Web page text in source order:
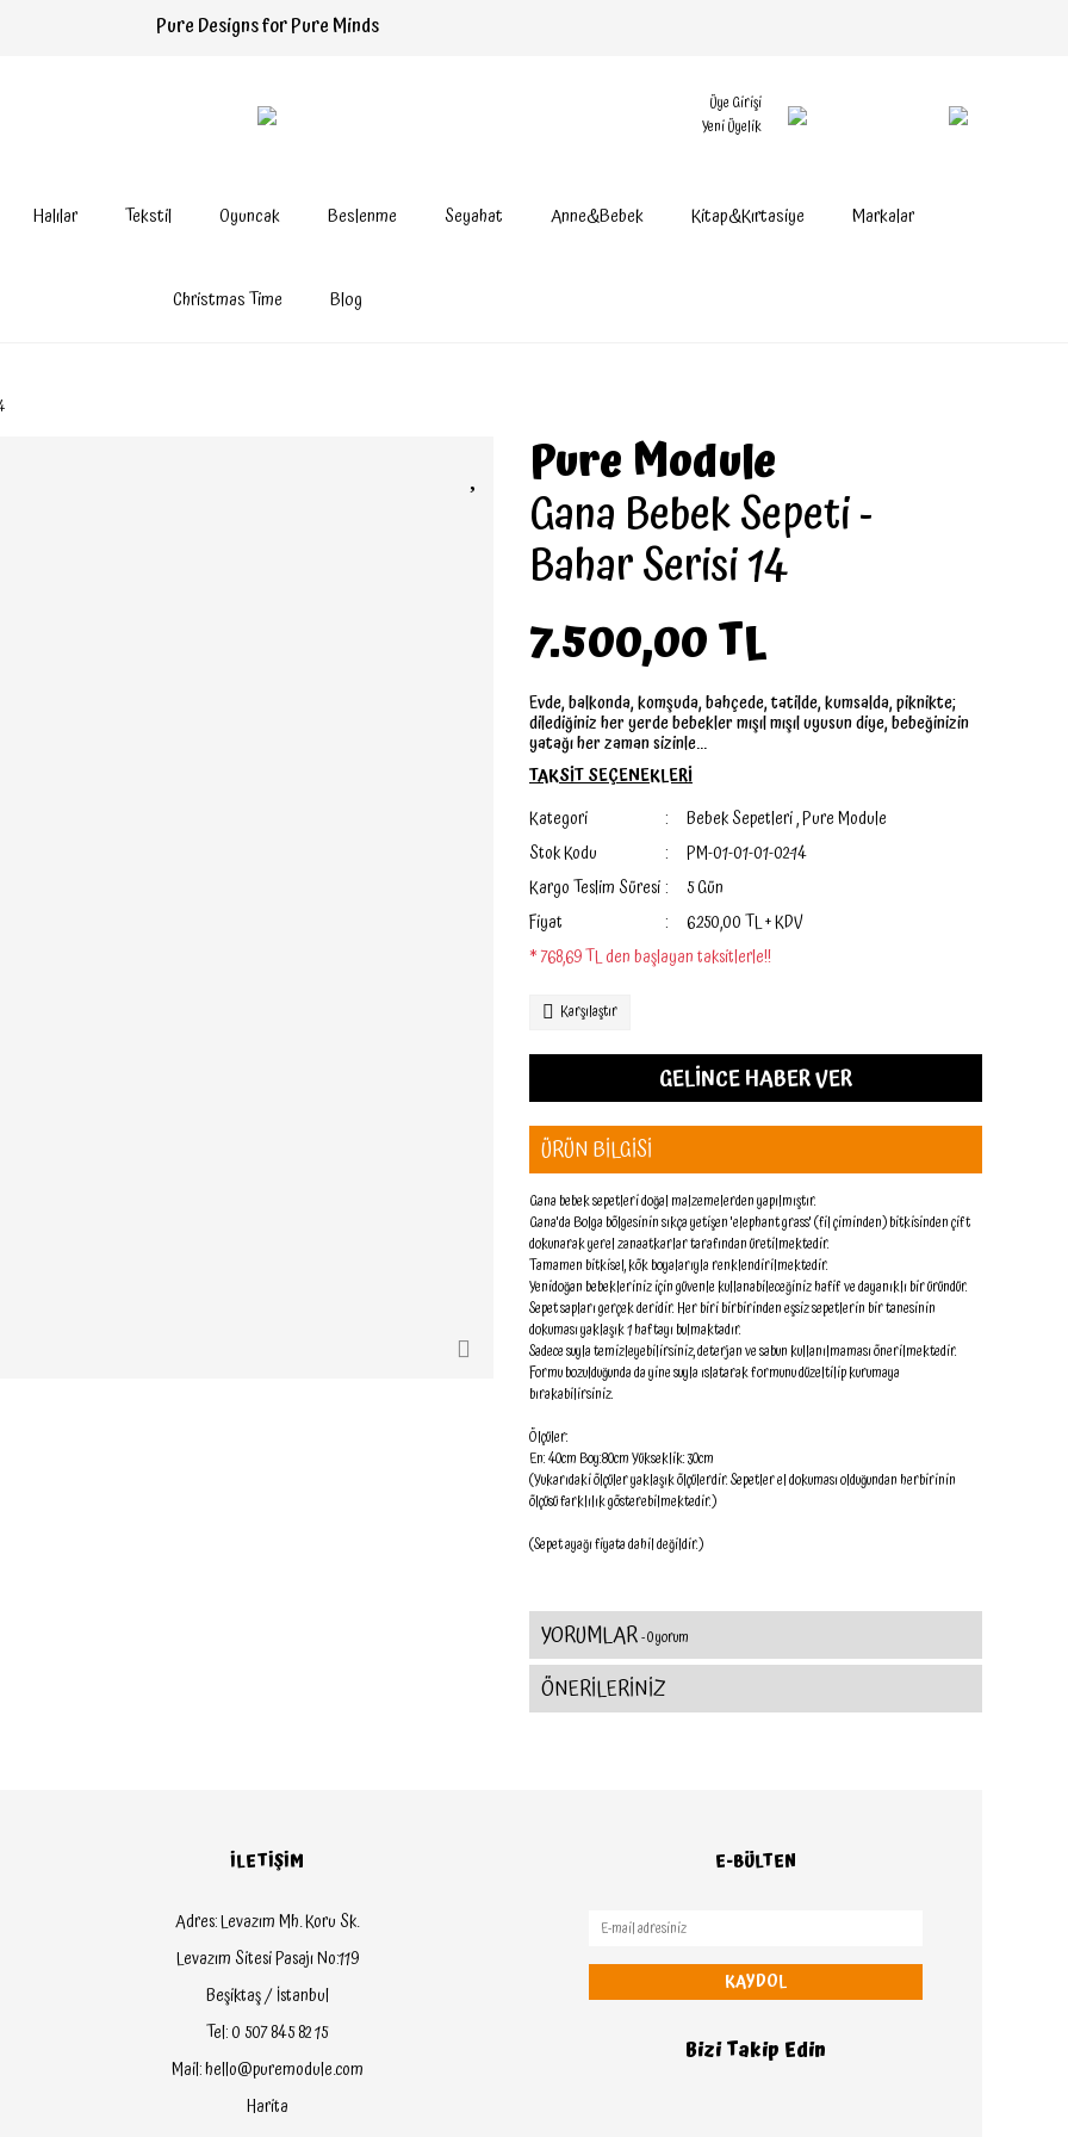
Pure Designs for Pure Minds
Üye Girişi
Yeni Üyelik
Halılar Tekstil Oyuncak Beslenme Seyahat Anne&Bebek Kitap&Kırtasiye Markalar
Christmas Time Blog
Pure Module
Gana Bebek Sepeti -
Bahar Serisi 14
7.500,00 TL
Evde, balkonda, komşuda, bahçede, tatilde, kumsalda, piknikte;
dilediğiniz her yerde bebekler mışıl mışıl uyusun diye, bebeğinizin
yatağı her zaman sizinle...
TAKSİT SEÇENEKLERİ
Kategori
Bebek Sepetleri,Pure Module
Stok Kodu
PM-01-01-01-02-14
Kargo Teslim Süresi
5 Gün
Fiyat
6.250,00 TL + KDV
* 768,69 TL den başlayan taksitlerle!!
Karşılaştır
GELİNCE HABER VER
ÜRÜN BİLGİSİ
Gana bebek sepetleri doğal malzemelerden yapılmıştır.
Gana'da Bolga bölgesinin sıkça yetişen 'elephant grass' (fil çiminden) bitkisinden çift
dokunarak yerel zanaatkarlar tarafından üretilmektedir.
Tamamen bitkisel, kök boyalarıyla renklendirilmektedir.
Yenidoğan bebekleriniz için güvenle kullanabileceğiniz hafif ve dayanıklı bir üründür.
Sepet sapları gerçek deridir. Her biri birbirinden eşsiz sepetlerin bir tanesinin
dokuması yaklaşık 1 haftayı bulmaktadır.
Sadece suyla temizleyebilirsiniz, deterjan ve sabun kullanılmaması önerilmektedir.
Formu bozulduğunda da yine suyla ıslatarak formunu düzeltilip kurumaya
bırakabilirsiniz.
Ölçüler:
En: 40cm Boy:80cm Yükseklik: 30cm
(Yukarıdaki ölçüler yaklaşık ölçülerdir. Sepetler el dokuması olduğundan herbirinin
ölçüsü farklılık gösterebilmektedir.)
(Sepet ayağı fiyata dahil değildir.)
YORUMLAR- 0 yorum
ÖNERİLERİNİZ
İLETİŞİM
Adres: Levazım Mh. Koru Sk.
Levazım Sitesi Pasajı No:119
Beşiktaş / İstanbul
Tel: 0 507 845 82 15
Mail: hello@puremodule.com
Harita
E-BÜLTEN
KAYDOL
Bizi Takip Edin